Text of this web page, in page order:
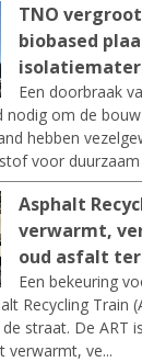
TNO
biobased
Een doorbraak
om de
hebben
voor duurzaam
Asphalt
verwarmt,
oud asfalt
Een bekeuring
Recycling Train
straat. De ART is
verwarmt, ve...